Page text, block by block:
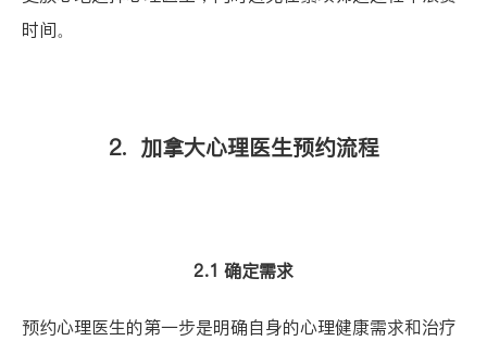
时间。
2. 加拿大心理医生预约流程
2.1 确定需求
预约心理医生的第一步是明确自身的心理健康需求和治疗